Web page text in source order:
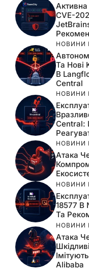
Активна
CVE-
НОВИНИ
Та Нові
В
Central
НОВИНИ
Central:
НОВИНИ
Атака
НОВИНИ
18577 В
Та
НОВИНИ
Атака
Alibaba